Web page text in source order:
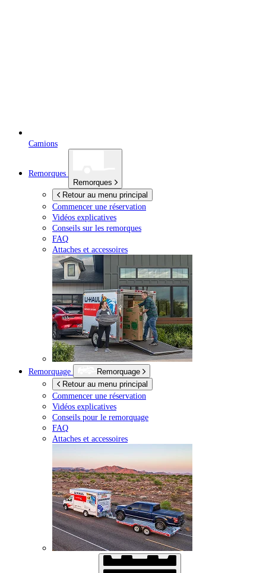
Camions
Remorques
Remorques
Retour au menu principal
Commencer une réservation
Vidéos explicatives
Conseils sur les remorques
FAQ
Attaches et accessoires
Remorquage
Remorquage
Retour au menu principal
Commencer une réservation
Vidéos explicatives
Conseils pour le remorquage
FAQ
Attaches et accessoires